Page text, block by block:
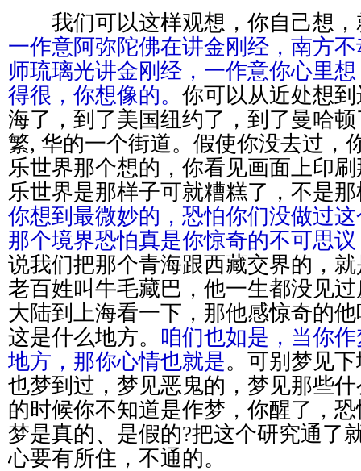
我们可以这样观想，你自己想，
一作意阿弥陀佛在讲金刚经，南方
师琉璃光讲金刚经，一作意你心里
得很，你想像的。 你可以从近处想
海了，到了美国纽约了，到了曼哈
繁, 华的一个街道。假使你没去过，
乐世界那个想的，你看见画面上印
乐世界是那样子可就糟糕了，不是
你想到最微妙的，恐怕你们没做过
那个境界恐怕真是你惊奇的不可思
说我们把那个青海跟西藏交界的，
老百姓叫牛毛藏巴，他一生都没见
大陆到上海看一下，那他感惊奇的
这是什么地方。 咱们也如是，当你
地方，那你心情也就是。可别梦见
也梦到过，梦见恶鬼的，梦见那些
的时候你不知道是作梦，你醒了，
梦是真的、是假的?把这个研究通了
心要有所住，不通的。